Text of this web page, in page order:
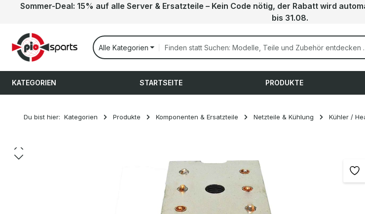
Hauptinhalt springen
Zur Suche springen
Zur Hauptnavigation springen
Sommer-Deal: 15% auf alle Server & Ersatzteile – Kein Code nötig, der Rabatt wird
bis 31.08.
Alle Kategorien
KATEGORIEN STARTSEITE PRODUKTE
Du bist hier: Kategorien Produkte Komponenten & Ersatzteile Netzteile & Kühlung Kühler /
Bildergalerie überspringen